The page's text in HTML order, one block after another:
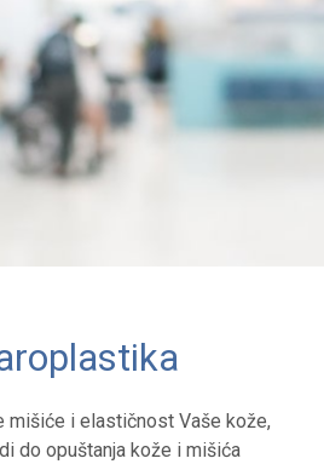
mišiće i elastičnost Vaše kože,
do opuštanja kože i mišića